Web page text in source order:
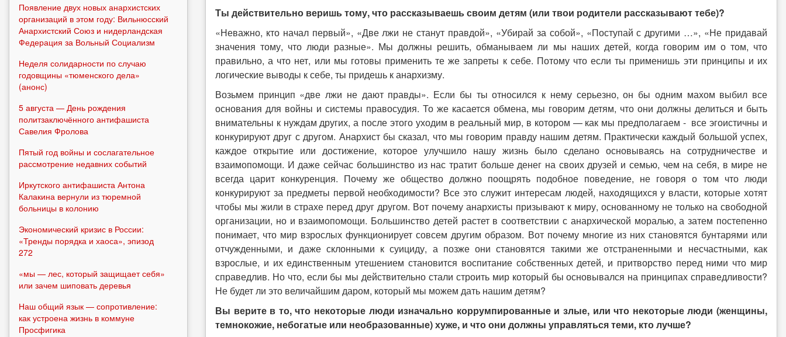
Ты действительно веришь тому, что рассказываешь своим детям (или твои родители рассказывают тебе)?
«Неважно, кто начал первый», «Две лжи не станут правдой», «Убирай за собой», «Поступай с другими …», «Не придавай
значения тому, что люди разные». Мы должны решить, обманываем ли мы наших детей, когда говорим им о том, что
правильно, а что нет, или мы готовы применить те же запреты к себе. Потому что если ты применишь эти принципы и их
логические выводы к себе, ты придешь к анархизму.
Возьмем принцип «две лжи не дают правды». Если бы ты относился к нему серьезно, он бы одним махом выбил все
основания для войны и системы правосудия. То же касается обмена, мы говорим детям, что они должны делиться и быть
внимательны к нуждам других, а после этого уходим в реальный мир, в котором — как мы предполагаем - все эгоистичны и
конкурируют друг с другом. Анархист бы сказал, что мы говорим правду нашим детям. Практически каждый большой успех,
каждое открытие или достижение, которое улучшило нашу жизнь было сделано основываясь на сотрудничестве и
взаимопомощи. И даже сейчас большинство из нас тратит больше денег на своих друзей и семью, чем на себя, в мире не
всегда царит конкуренция. Почему же общество должно поощрять подобное поведение, не говоря о том что люди
конкурируют за предметы первой необходимости? Все это служит интересам людей, находящихся у власти, которые хотят
чтобы мы жили в страхе перед друг другом. Вот почему анархисты призывают к миру, основанному не только на свободной
организации, но и взаимопомощи. Большинство детей растет в соответствии с анархической моралью, а затем постепенно
понимает, что мир взрослых функционирует совсем другим образом. Вот почему многие из них становятся бунтарями или
отчужденными, и даже склонными к суициду, а позже они становятся такими же отстраненными и несчастными, как
взрослые, и их единственным утешением становится воспитание собственных детей, и притворство перед ними что мир
справедлив. Но что, если бы мы действительно стали строить мир который бы основывался на принципах справедливости?
Не будет ли это величайшим даром, который мы можем дать нашим детям?
Вы верите в то, что некоторые люди изначально коррумпированные и злые, или что некоторые люди (женщины,
темнокожие, небогатые или необразованные) хуже, и что они должны управляться теми, кто лучше?
Появление двух новых анархистских
организаций в этом году: Вильнюсский
Анархистский Союз и нидерландская
Федерация за Вольный Социализм
Неделя солидарности по случаю
годовщины «тюменского дела»
(анонс)
5 августа — День рождения
политзаключённого антифашиста
Савелия Фролова
Пятый год войны и сослагательное
рассмотрение недавних событий
Иркутского антифашиста Антона
Калакина вернули из тюремной
больницы в колонию
Экономический кризис в России:
«Тренды порядка и хаоса», эпизод
272
«мы — лес, который защищает себя»
или зачем шиповать деревья
Наш общий язык — сопротивление:
как устроена жизнь в коммуне
Просфигика